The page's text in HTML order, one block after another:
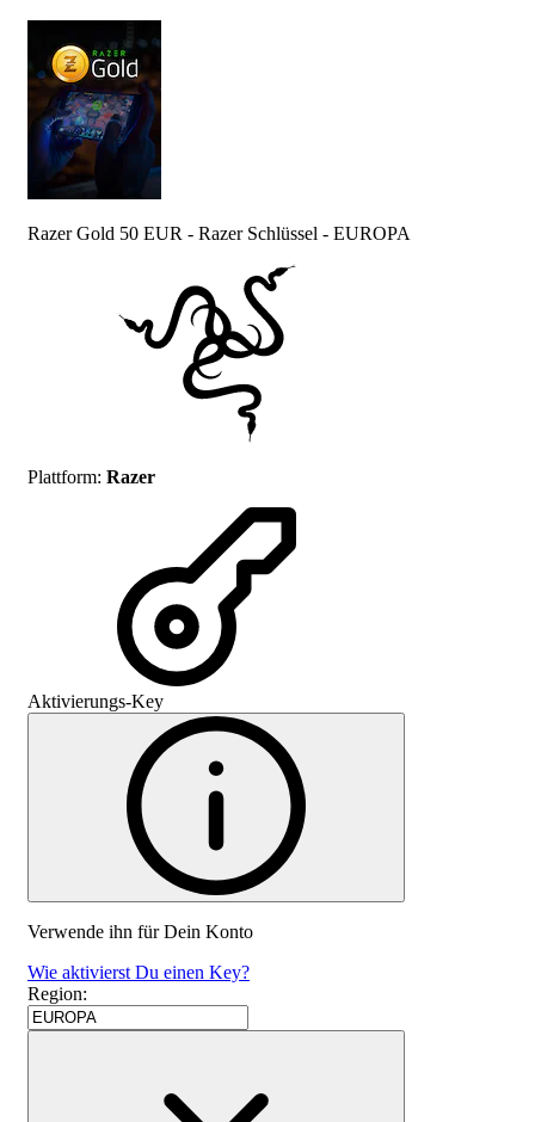
Razer Gold 50 EUR - Razer Schlüssel - EUROPA
Plattform: Razer
Aktivierungs-Key
Verwende ihn für Dein Konto
Wie aktivierst Du einen Key?
Region: